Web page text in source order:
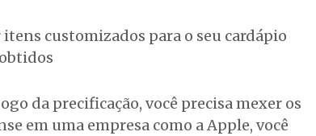
customizados para o seu cardápio
da precificação, você precisa mexer os
em uma empresa como a Apple, você